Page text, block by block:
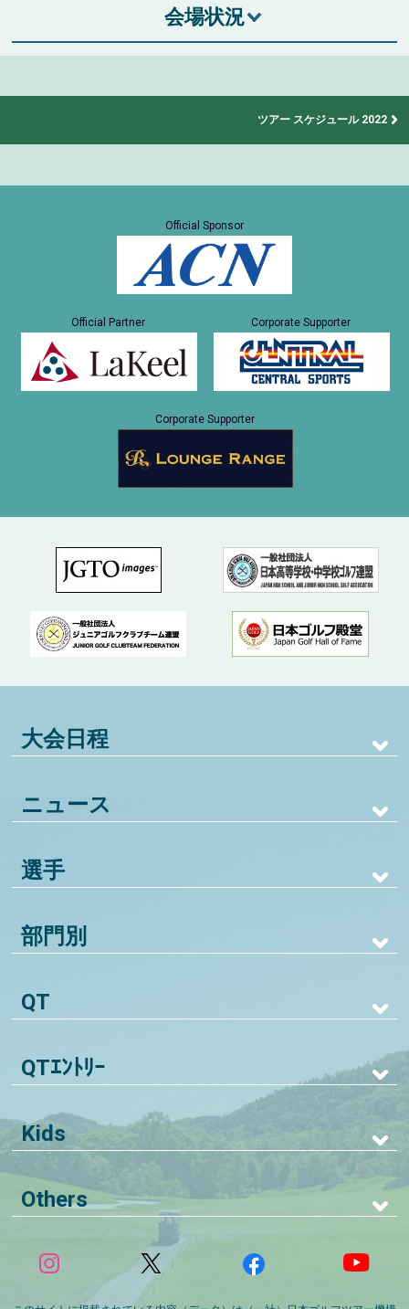
会場状況
ツアー スケジュール 2022
Official Sponsor
Official Partner Corporate Supporter
Corporate Supporter
大会日程
ニュース
選手
部門別
QT
QTｴﾝﾄﾘｰ
Kids
Others